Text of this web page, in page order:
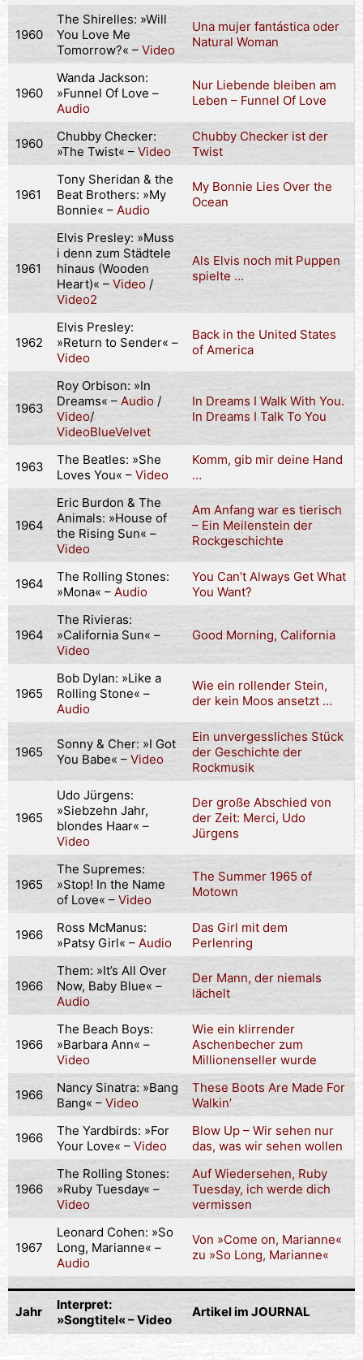
1960
The Shirelles: »Will
You Love Me
Tomorrow?« – Video
Una mujer fantástica oder
Natural Woman
1960
Wanda Jackson:
»Funnel Of Love –
Audio
Nur Liebende bleiben am
Leben – Funnel Of Love
1960
Chubby Checker:
»The Twist« – Video
Chubby Checker ist der
Twist
1961
Tony Sheridan & the
Beat Brothers: »My
Bonnie« – Audio
My Bonnie Lies Over the
Ocean
1961
Elvis Presley: »Muss
i denn zum Städtele
hinaus (Wooden
Heart)« – Video /
Video2
Als Elvis noch mit Puppen
spielte …
1962
Elvis Presley:
»Return to Sender« –
Video
Back in the United States
of America
1963
Roy Orbison: »In
Dreams« – Audio/
Video/
VideoBlueVelvet
In Dreams I Walk With You.
In Dreams I Talk To You
1963
The Beatles: »She
Loves You« – Video
Komm, gib mir deine Hand
…
1964
Eric Burdon & The
Animals: »House of
the Rising Sun« –
Video
Am Anfang war es tierisch
– Ein Meilenstein der
Rockgeschichte
1964
The Rolling Stones:
»Mona« – Audio
You Can’t Always Get What
You Want?
1964
The Rivieras:
»California Sun« –
Video
Good Morning, California
1965
Bob Dylan: »Like a
Rolling Stone« –
Audio
Wie ein rollender Stein,
der kein Moos ansetzt …
1965
Sonny & Cher: »I Got
You Babe« – Video
Ein unvergessliches Stück
der Geschichte der
Rockmusik
1965
Udo Jürgens:
»Siebzehn Jahr,
blondes Haar« –
Video
Der große Abschied von
der Zeit: Merci, Udo
Jürgens
1965
The Supremes:
»Stop! In the Name
of Love« – Video
The Summer 1965 of
Motown
1966
Ross McManus:
»Patsy Girl« – Audio
Das Girl mit dem
Perlenring
1966
Them: »It’s All Over
Now, Baby Blue« –
Audio
Der Mann, der niemals
lächelt
1966
The Beach Boys:
»Barbara Ann« –
Video
Wie ein klirrender
Aschenbecher zum
Millionenseller wurde
1966
Nancy Sinatra: »Bang
Bang« – Video
These Boots Are Made For
Walkin’
1966
The Yardbirds: »For
Your Love« – Video
Blow Up – Wir sehen nur
das, was wir sehen wollen
1966
The Rolling Stones:
»Ruby Tuesday« –
Video
Auf Wiedersehen, Ruby
Tuesday, ich werde dich
vermissen
1967
Leonard Cohen: »So
Long, Marianne« –
Audio
Von »Come on, Marianne«
zu »So Long, Marianne«
Jahr
Interpret:
»Songtitel« – Video
Artikel im JOURNAL